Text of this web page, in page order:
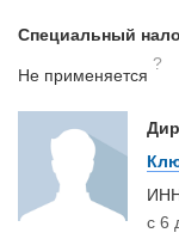
Специальный
Не применяется
?
с 6